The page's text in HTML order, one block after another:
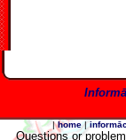
|home|
Questionsor